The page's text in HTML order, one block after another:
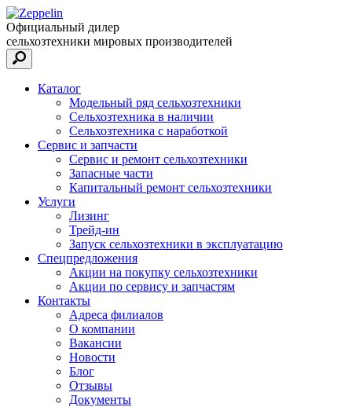
Официальный дилер
сельхозтехники мировых производителей
Каталог
Модельный ряд сельхозтехники
Сельхозтехника в наличии
Сельхозтехника с наработкой
Сервис и запчасти
Сервис и ремонт сельхозтехники
Запасные части
Капитальный ремонт сельхозтехники
Услуги
Лизинг
Трейд-ин
Запуск сельхозтехники в эксплуатацию
Спецпредложения
Акции на покупку сельхозтехники
Акции по сервису и запчастям
Контакты
Адреса филиалов
О компании
Вакансии
Новости
Блог
Отзывы
Документы